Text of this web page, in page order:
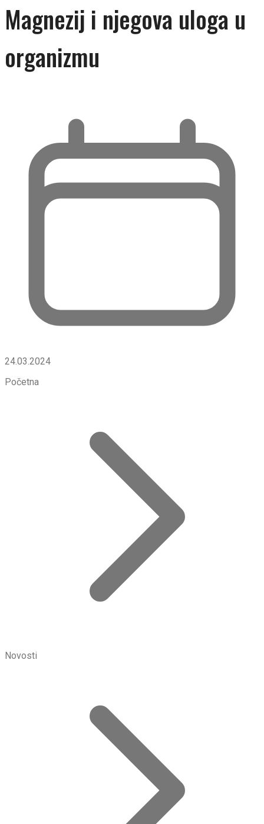
Magnezij i njegova uloga u
organizmu
24.03.2024
Početna
Novosti